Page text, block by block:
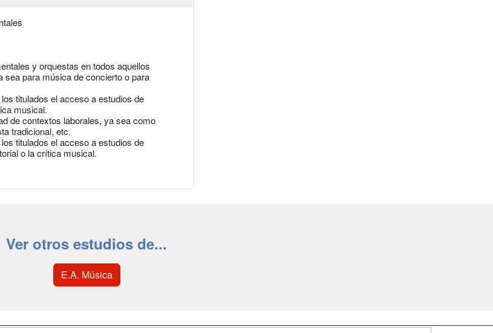
y orquestas en todos aquellos
para música de concierto o para
titulados el acceso a estudios de
musical.
de contextos laborales, ya sea como
tradicional, etc.
titulados el acceso a estudios de
o la crítica musical.
Ver otros estudios de...
E.A. Música